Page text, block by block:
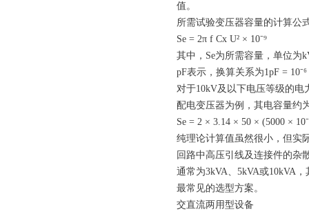
值。
所需试验变压器容量的计算公
Se = 2π f Cx U² × 10⁻⁹
其中，Se为所需容量，单位为
pF表示，换算关系为1pF =
对于10kV及以下电压等级的电
配电变压器为例，其电容量约
Se = 2 × 3.14 × 50 × (5000 ×
纯理论计算值虽然很小，但实
回路中高压引线及连接件的杂
通常为3kVA、5kVA或10kVA
最常见的选型方案。
交直流两用型设备